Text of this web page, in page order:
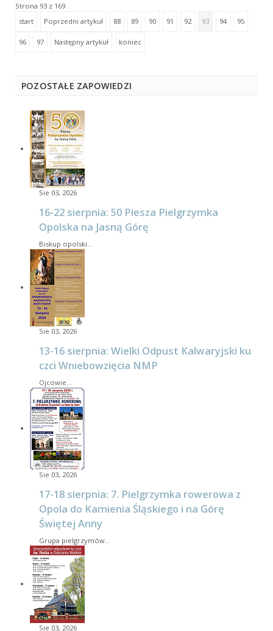
Strona 93 z 169
start
Poprzedni artykuł 88 89 90 91 92 93 94 95
96 97 Następny artykuł koniec
POZOSTAŁE ZAPOWIEDZI
Sie 03, 2026
16-22 sierpnia: 50 Piesza Pielgrzymka
Opolska na Jasną Górę
Biskup opolski…
Sie 03, 2026
13-16 sierpnia: Wielki Odpust Kalwaryjski ku
czci Wniebowzięcia NMP
Ojcowie…
Sie 03, 2026
17-18 sierpnia: 7. Pielgrzymka rowerowa z
Opola do Kamienia Śląskiego i na Górę
Świętej Anny
Grupa pielgrzymów…
Sie 03, 2026